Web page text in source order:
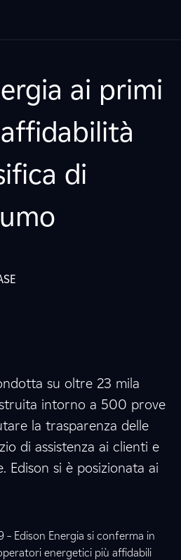
ai primi
di
su oltre 23 mila
intorno a 500 prove
la trasparenza delle
di assistenza ai clienti e
Edison si è posizionata ai
– Edison Energia si conferma in
energetici più affidabili